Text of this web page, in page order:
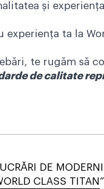
și
ta la
te rugăm să
de calitate
DE
CLASS TITAN”